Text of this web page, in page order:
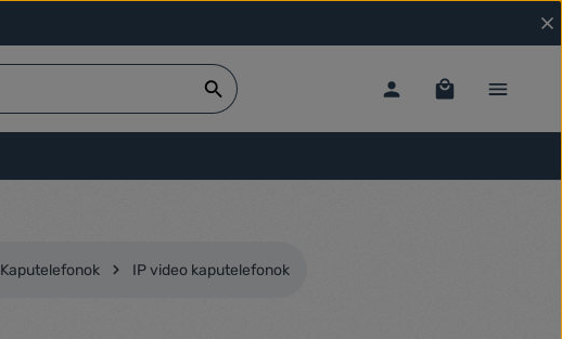
Kaputelefonok IP video kaputelefonok